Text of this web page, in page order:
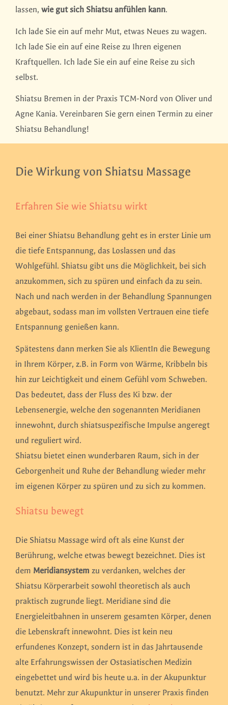
lassen, wie gut sich Shiatsu anfühlen kann.
Ich lade Sie ein auf mehr Mut, etwas Neues zu wagen.
Ich lade Sie ein auf eine Reise zu Ihren eigenen
Kraftquellen. Ich lade Sie ein auf eine Reise zu sich
selbst.
Shiatsu Bremen in der Praxis TCM-Nord von Oliver und
Agne Kania. Vereinbaren Sie gern einen Termin zu einer
Shiatsu Behandlung!
Die Wirkung von Shiatsu Massage
Erfahren Sie wie Shiatsu wirkt
Bei einer Shiatsu Behandlung geht es in erster Linie um
die tiefe Entspannung, das Loslassen und das
Wohlgefühl. Shiatsu gibt uns die Möglichkeit, bei sich
anzukommen, sich zu spüren und einfach da zu sein.
Nach und nach werden in der Behandlung Spannungen
abgebaut, sodass man im vollsten Vertrauen eine tiefe
Entspannung genießen kann.
Spätestens dann merken Sie als KlientIn die Bewegung
in Ihrem Körper, z.B. in Form von Wärme, Kribbeln bis
hin zur Leichtigkeit und einem Gefühl vom Schweben.
Das bedeutet, dass der Fluss des Ki bzw. der
Lebensenergie, welche den sogenannten Meridianen
innewohnt, durch shiatsuspezifische Impulse angeregt
und reguliert wird.
Shiatsu bietet einen wunderbaren Raum, sich in der
Geborgenheit und Ruhe der Behandlung wieder mehr
im eigenen Körper zu spüren und zu sich zu kommen.
Shiatsu bewegt
Die Shiatsu Massage wird oft als eine Kunst der
Berührung, welche etwas bewegt bezeichnet. Dies ist
dem Meridiansystem zu verdanken, welches der
Shiatsu Körperarbeit sowohl theoretisch als auch
praktisch zugrunde liegt. Meridiane sind die
Energieleitbahnen in unserem gesamten Körper, denen
die Lebenskraft innewohnt. Dies ist kein neu
erfundenes Konzept, sondern ist in das Jahrtausende
alte Erfahrungswissen der Ostasiatischen Medizin
eingebettet und wird bis heute u.a. in der Akupunktur
benutzt. Mehr zur Akupunktur in unserer Praxis finden